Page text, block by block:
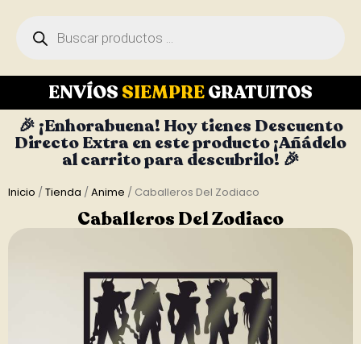
ENVÍOS SIEMPREGRATUITOS
🎉 ¡Enhorabuena! Hoy tienes Descuento
Directo Extra en este producto ¡Añádelo
al carrito para descubrilo! 🎉
Inicio /Tienda /Anime / Caballeros Del Zodiaco
Caballeros Del Zodiaco